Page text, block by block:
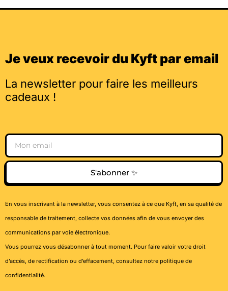
Je veux recevoir du Kyft par email
La newsletter pour faire les meilleurs
cadeaux !
Email
S'abonner ✨
En vous inscrivant à la newsletter, vous consentez à ce que Kyft, en sa qualité de
responsable de traitement, collecte vos données afin de vous envoyer des
communications par voie électronique.
Vous pourrez vous désabonner à tout moment. Pour faire valoir votre droit
d’accès, de rectification ou d’effacement, consultez notre politique de
confidentialité.